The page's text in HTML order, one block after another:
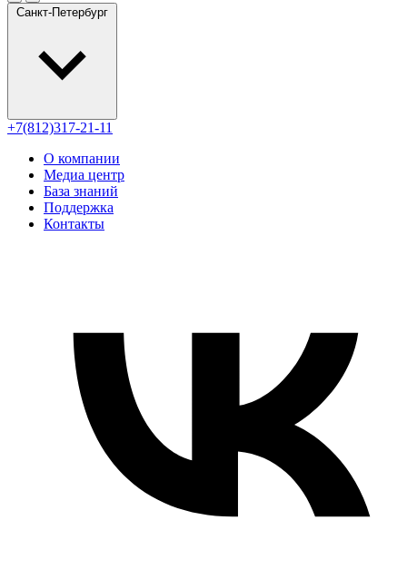
Санкт-Петербург
+7(812)317-21-11
О компании
Медиа центр
База знаний
Поддержка
Контакты